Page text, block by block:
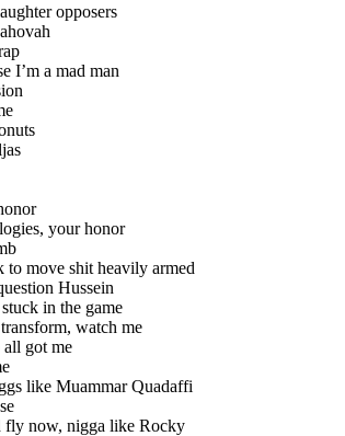
opposers
I’m a mad man
your honor
to move shit heavily armed
Hussein
in the game
watch me
got me
like Muammar Quadaffi
fly now, nigga like Rocky